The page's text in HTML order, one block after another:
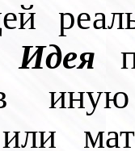
Идея
в